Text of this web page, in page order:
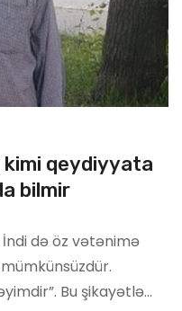
kimi qeydiyyata
bilmir
İndi də öz vətənimə
Bu şikayətlə…